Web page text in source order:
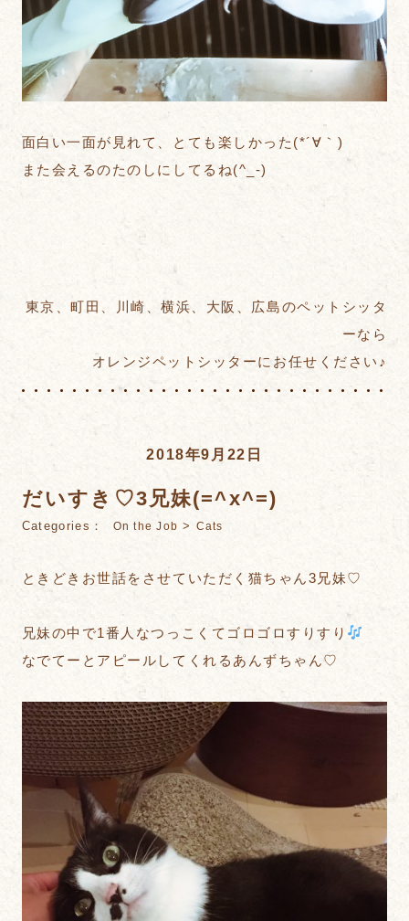
面白い一面が見れて、とても楽しかった(*´∀｀)
また会えるのたのしにしてるね(^_-)
東京、町田、川崎、横浜、大阪、広島のペットシッタ
ーなら
オレンジペットシッターにお任せください♪
2018年9月22日
だいすき♡3兄妹(=^x^=)
Categories： On the Job > Cats
ときどきお世話をさせていただく猫ちゃん3兄妹♡
兄妹の中で1番人なつっこくてゴロゴロすりすり
なでてーとアピールしてくれるあんずちゃん♡